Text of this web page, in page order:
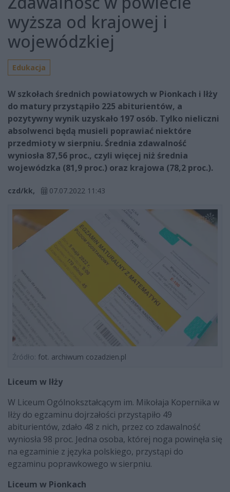
wyższa od krajowej i
wojewódzkiej
Edukacja
W szkołach średnich powiatowych w Pionkach i Iłży
do matury przystąpiło 225 abiturientów, a
pozytywny wynik uzyskało 197 osób. Tylko nieliczni
absolwenci będą musieli poprawiać niektóre
przedmioty w sierpniu. Średnia zdawalność
wyniosła 87,56 proc., czyli więcej niż średnia
wojewódzka (81,9 proc.) oraz krajowa (78,2 proc.).
czd/kk, 07.07.2022 11:43
Źródło: fot. archiwum cozadzien.pl
Liceum w Iłży
W Liceum Ogólnokształcącym im. Mikołaja Kopernika w
Iłży do egzaminu dojrzałości przystąpiło 49
abiturientów, zdało 48 z nich, przez co zdawalność
wyniosła 98 proc. Jedna osoba, której noga powinęła się
na egzaminie z języka polskiego, przystąpi do
egzaminu poprawkowego w sierpniu.
Liceum w Pionkach